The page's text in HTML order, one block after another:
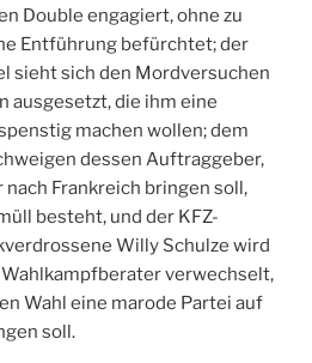
Double engagiert, ohne zu
Entführung befürchtet; der
sieht sich den Mordversuchen
ausgesetzt, die ihm eine
machen wollen; dem
dessen Auftraggeber,
nach Frankreich bringen soll,
besteht, und der KFZ-
Willy Schulze wird
verwechselt,
Wahl eine marode Partei auf
soll.